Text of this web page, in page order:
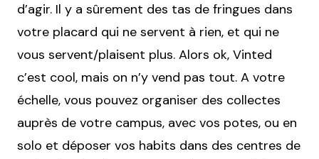
d’agir. Il y a sûrement des tas de fringues dans
votre placard qui ne servent à rien, et qui ne
vous servent/plaisent plus. Alors ok, Vinted
c’est cool, mais on n’y vend pas tout. A votre
échelle, vous pouvez organiser des collectes
auprès de votre campus, avec vos potes, ou en
solo et déposer vos habits dans des centres de